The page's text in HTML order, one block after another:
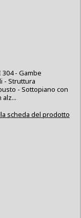
- Gambe
- Struttura
- Sottopiano con
scheda del prodotto